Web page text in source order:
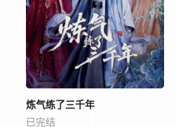
炼气练了三千年
已完结